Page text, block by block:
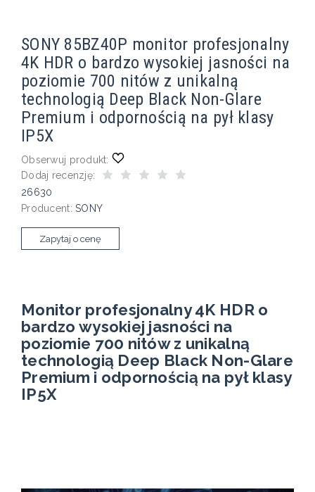
SONY 85BZ40P monitor profesjonalny
4K HDR o bardzo wysokiej jasności na
poziomie 700 nitów z unikalną
technologią Deep Black Non-Glare
Premium i odpornością na pył klasy
IP5X
Obserwuj produkt:
Dodaj recenzję:
26630
Producent: SONY
Zapytaj o cenę
Monitor profesjonalny 4K HDR o
bardzo wysokiej jasności na
poziomie 700 nitów z unikalną
technologią Deep Black Non-Glare
Premium i odpornością na pył klasy
IP5X